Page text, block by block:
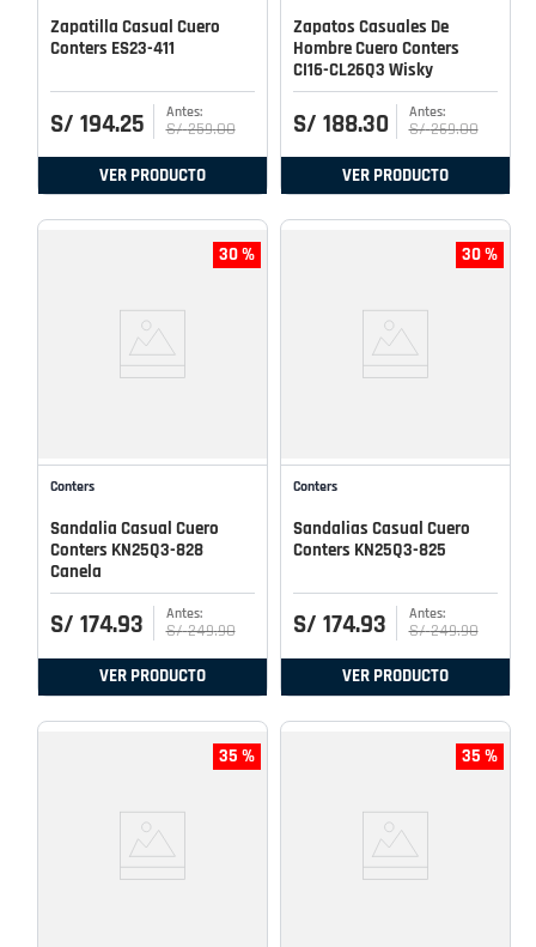
Zapatilla Casual Cuero
Conters ES23-411
S/ 194.25 S/ 259.00
VER PRODUCTO
Zapatos Casuales De
Hombre Cuero Conters
CI16-CL26Q3 Wisky
S/ 188.30 S/ 269.00
VER PRODUCTO
30 %
Conters
Sandalia Casual Cuero
Conters KN25Q3-828
Canela
S/ 174.93 S/ 249.90
VER PRODUCTO
30 %
Conters
Sandalias Casual Cuero
Conters KN25Q3-825
S/ 174.93 S/ 249.90
VER PRODUCTO
35 % 35 %